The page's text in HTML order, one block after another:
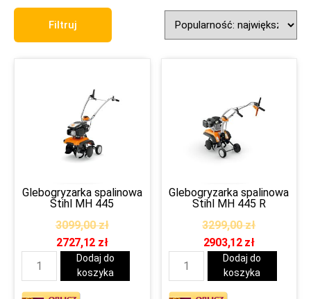
Filtruj
Sort Products
Glebogryzarka spalinowa
Stihl MH 445
3099,00zł
2727,12 zł
Dodaj do
koszyka
Glebogryzarka spalinowa
Stihl MH 445 R
3299,00zł
2903,12 zł
Dodaj do
koszyka